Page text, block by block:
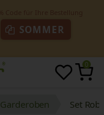
SOMMER
0
Garderoben Set